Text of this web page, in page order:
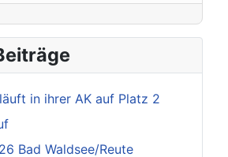
in ihrer AK auf Platz 2
Bad Waldsee/Reute